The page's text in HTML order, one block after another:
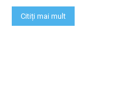
Citiți mai mult